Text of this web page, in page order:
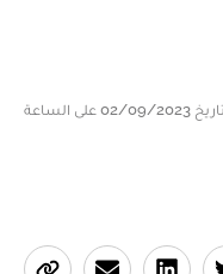
في 02/09/2023 على الساعة 11:30, تحديث بتاريخ 02/09/2023 على الساعة